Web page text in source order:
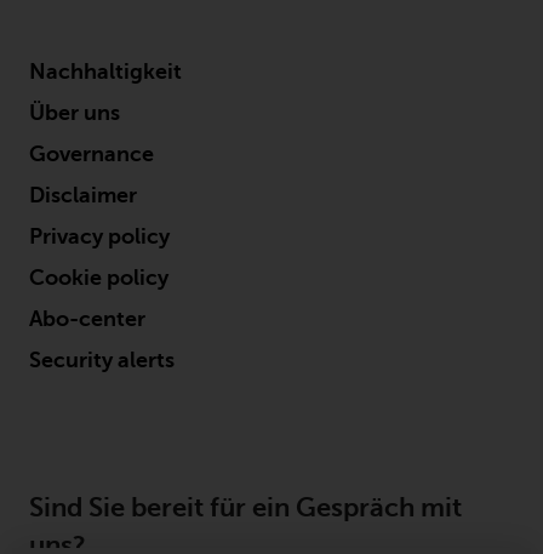
Nachhaltigkeit
Über uns
Governance
Disclaimer
Privacy policy
Cookie policy
Abo-center
Security alerts
Sind Sie bereit für ein Gespräch mit
uns?